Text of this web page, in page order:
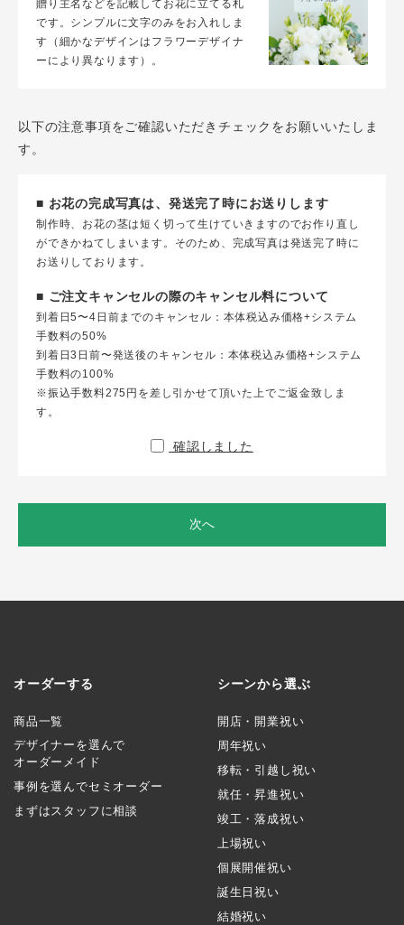
贈り主名などを記載してお花に立てる札
です。シンプルに文字のみをお入れしま
す（細かなデザインはフラワーデザイナ
ーにより異なります）。
以下の注意事項をご確認いただきチェックをお願いいたしま
す。
■ お花の完成写真は、発送完了時にお送りします
制作時、お花の茎は短く切って生けていきますのでお作り直し
ができかねてしまいます。そのため、完成写真は発送完了時に
お送りしております。
■ ご注文キャンセルの際のキャンセル料について
到着日5〜4日前までのキャンセル：本体税込み価格+システム
手数料の50%
到着日3日前〜発送後のキャンセル：本体税込み価格+システム
手数料の100%
※振込手数料275円を差し引かせて頂いた上でご返金致しま
す。
確認しました
次へ
オーダーする
商品一覧
デザイナーを選んで
オーダーメイド
事例を選んでセミオーダー
まずはスタッフに相談
シーンから選ぶ
開店・開業祝い
周年祝い
移転・引越し祝い
就任・昇進祝い
竣工・落成祝い
上場祝い
個展開催祝い
誕生日祝い
結婚祝い